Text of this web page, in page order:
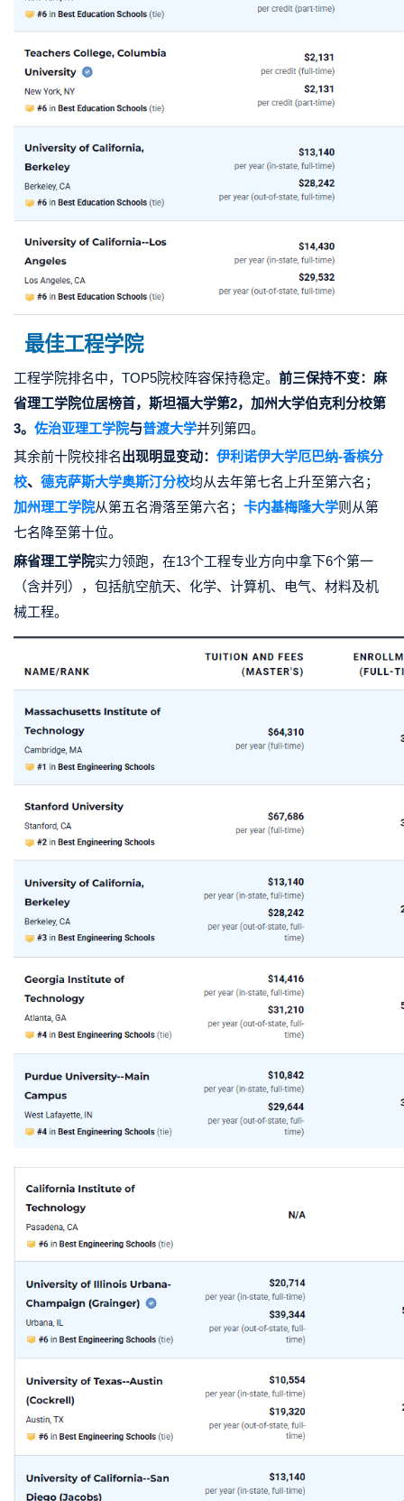
最佳工程学院
工程学院排名中，TOP5院校阵容保持稳定。 前三保持不变：麻
省理工学院位居榜首，斯坦福大学第2，加州大学伯克利分校第
3。 佐治亚理工学院与普渡大学并列第四。
其余前十院校排名出现明显变动： 伊利诺伊大学厄巴纳-香槟分
校、 德克萨斯大学奥斯汀分校均从去年第七名上升至第六名；
加州理工学院从第五名滑落至第六名； 卡内基梅隆大学则从第
七名降至第十位。
麻省理工学院实力领跑，在13个工程专业方向中拿下6个第一
（含并列），包括航空航天、化学、计算机、电气、材料及机
械工程。